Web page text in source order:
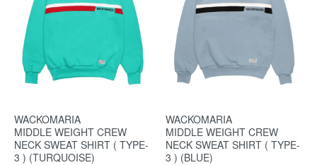
WACKOMARIA
MIDDLE WEIGHT CREW
NECK SWEAT SHIRT ( TYPE-
3 ) (TURQUOISE)
WACKOMARIA
MIDDLE WEIGHT CREW
NECK SWEAT SHIRT ( TYPE-
3 ) (BLUE)